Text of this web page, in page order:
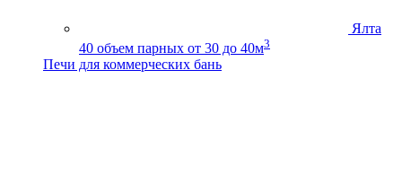
Ялта
40 объем парных от 30 до 40м3
Печи для коммерческих бань